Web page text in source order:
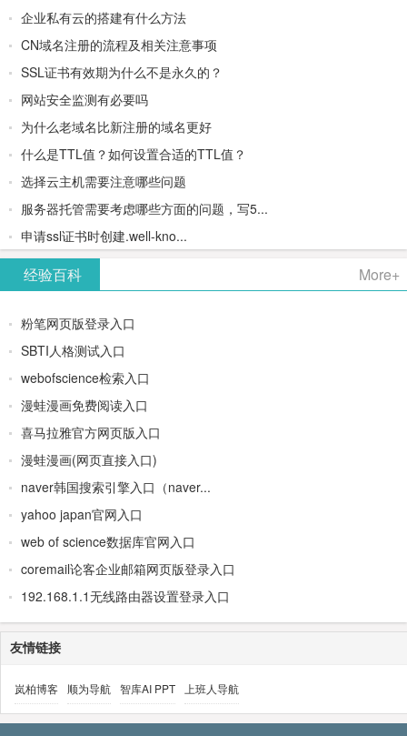
企业私有云的搭建有什么方法
CN域名注册的流程及相关注意事项
SSL证书有效期为什么不是永久的？
网站安全监测有必要吗
为什么老域名比新注册的域名更好
什么是TTL值？如何设置合适的TTL值？
选择云主机需要注意哪些问题
服务器托管需要考虑哪些方面的问题，写5...
申请ssl证书时创建.well-kno...
经验百科 More+
粉笔网页版登录入口
SBTI人格测试入口
webofscience检索入口
漫蛙漫画免费阅读入口
喜马拉雅官方网页版入口
漫蛙漫画(网页直接入口)
naver韩国搜索引擎入口（naver...
yahoo japan官网入口
web of science数据库官网入口
coremail论客企业邮箱网页版登录入口
192.168.1.1无线路由器设置登录入口
友情链接
岚柏博客 顺为导航 智库AI PPT 上班人导航